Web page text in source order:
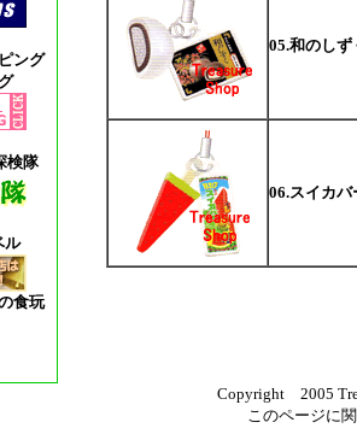
ング
検隊
ル
食玩
05.和のしず
06.スイカバ
Copyright 2005
このページに